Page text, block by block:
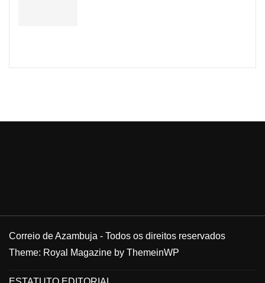
Correio de Azambuja - Todos os direitos reservados
Theme: Royal Magazine by ThemeinWP